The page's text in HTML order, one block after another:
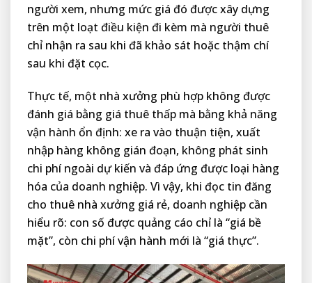
người xem, nhưng mức giá đó được xây dựng
trên một loạt điều kiện đi kèm mà người thuê
chỉ nhận ra sau khi đã khảo sát hoặc thậm chí
sau khi đặt cọc.
Thực tế, một nhà xưởng phù hợp không được
đánh giá bằng giá thuê thấp mà bằng khả năng
vận hành ổn định: xe ra vào thuận tiện, xuất
nhập hàng không gián đoạn, không phát sinh
chi phí ngoài dự kiến và đáp ứng được loại hàng
hóa của doanh nghiệp. Vì vậy, khi đọc tin đăng
cho thuê nhà xưởng giá rẻ, doanh nghiệp cần
hiểu rõ: con số được quảng cáo chỉ là “giá bề
mặt”, còn chi phí vận hành mới là “giá thực”.